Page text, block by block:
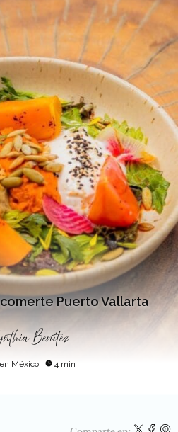
Puerto Vallarta
Benítez
México | 4 min